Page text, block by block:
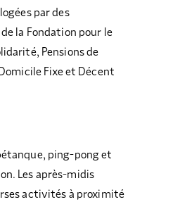
par des
la Fondation pour le
Pensions de
Fixe et Décent
ping-pong et
Les après-midis
activités à proximité